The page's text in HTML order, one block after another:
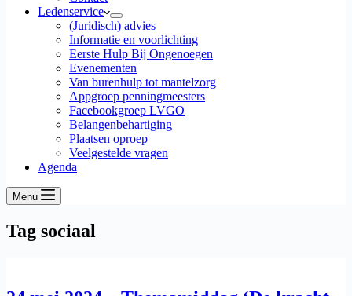
Ledenservice
(Juridisch) advies
Informatie en voorlichting
Eerste Hulp Bij Ongenoegen
Evenementen
Van burenhulp tot mantelzorg
Appgroep penningmeesters
Facebookgroep LVGO
Belangenbehartiging
Plaatsen oproep
Veelgestelde vragen
Agenda
Menu
Tag sociaal